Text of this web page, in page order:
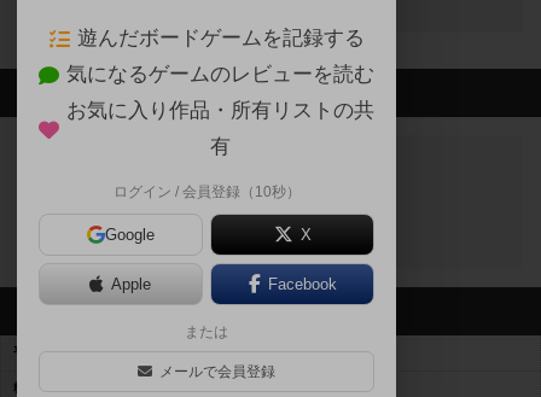
お知らせはありません
営業情報
平均予算 平均1400円前後
料金レンジ 500～1400
遊んだボードゲームを記録する
気になるゲームのレビューを読む
お気に入り作品・所有リストの共
有
ログイン / 会員登録（10秒）
Google X
Apple Facebook
または
メールで会員登録